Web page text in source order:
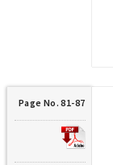
Page No. 81-87